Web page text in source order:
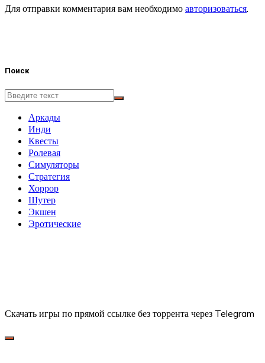
Для отправки комментария вам необходимо авторизоваться.
Поиск
Аркады
Инди
Квесты
Ролевая
Симуляторы
Стратегия
Хоррор
Шутер
Экшен
Эротические
Скачать игры по прямой ссылке без торрента через Telegram